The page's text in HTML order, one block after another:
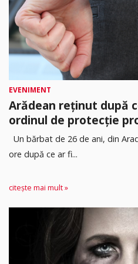
EVENIMENT
Arădean reținut după
ordinul de protecție
Un bărbat de 26 de ani, din
ore după ce ar fi...
citește mai mult »